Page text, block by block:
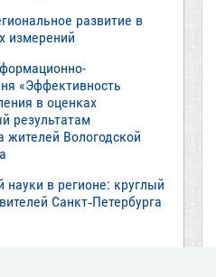
развитие в
измерений
«Эффективность
в оценках
результатам
жителей Вологодской
в регионе: круглый
Санкт‑Петербурга
участие в